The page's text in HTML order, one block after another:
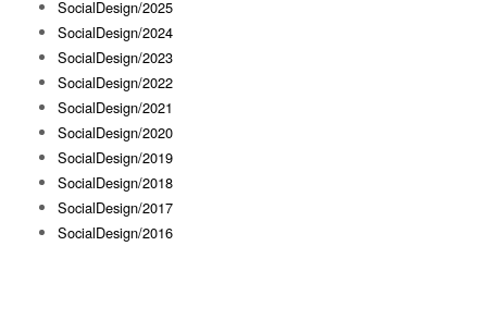
SocialDesign/2025
SocialDesign/2024
SocialDesign/2023
SocialDesign/2022
SocialDesign/2021
SocialDesign/2020
SocialDesign/2019
SocialDesign/2018
SocialDesign/2017
SocialDesign/2016